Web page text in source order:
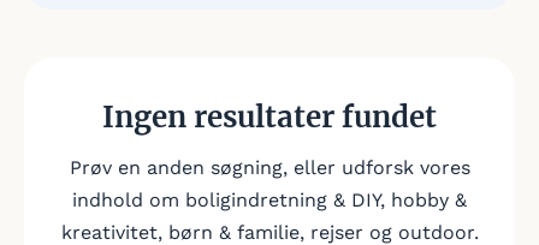
Ingen resultater fundet
Prøv en anden søgning, eller udforsk vores
indhold om boligindretning & DIY, hobby &
kreativitet, børn & familie, rejser og outdoor.